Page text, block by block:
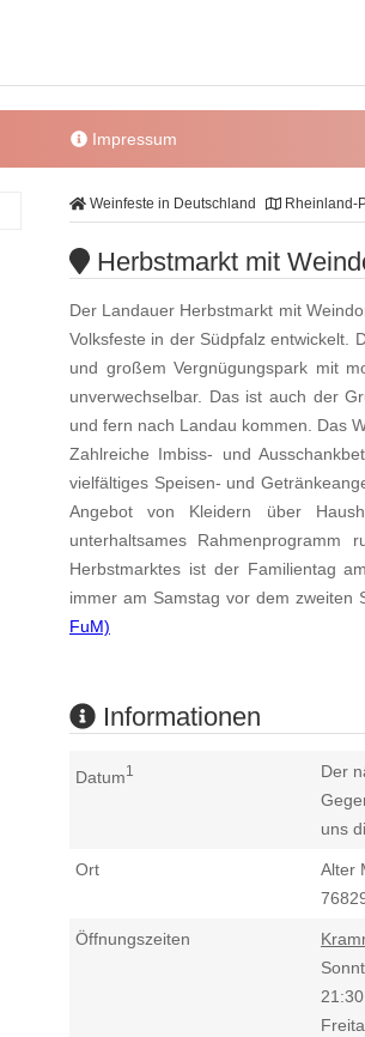
Impressum
Weinfeste in Deutschland Rheinland-
Herbstmarkt mit
Der Landauer Herbstmarkt mit
Volksfeste in der Südpfalz entwickelt.
und großem Vergnügungspark mit
unverwechselbar. Das ist auch der
und fern nach Landau kommen. Das
Zahlreiche Imbiss- und
vielfältiges Speisen- und
Angebot von Kleidern über
unterhaltsames
Herbstmarktes ist der Familientag
immer am Samstag vor dem zweiten
FuM)
Informationen
Datum1
Der
uns
Ort
Alter
Öffnungszeiten